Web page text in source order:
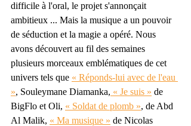
difficile à l'oral, le projet s'annonçait
ambitieux ... Mais la musique a un pouvoir
de séduction et la magie a opéré. Nous
avons découvert au fil des semaines
plusieurs morceaux emblématiques de cet
univers tels que « Réponds-lui avec de l'eau
», Souleymane Diamanka, « Je suis » de
BigFlo et Oli, « Soldat de plomb », de Abd
Al Malik, « Ma musique » de Nicolas